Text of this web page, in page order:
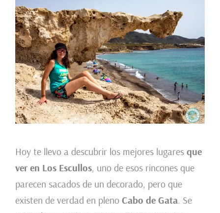
Hoy te llevo a descubrir los mejores lugares que
ver en Los Escullos, uno de esos rincones que
parecen sacados de un decorado, pero que
existen de verdad en pleno Cabo de Gata. Se